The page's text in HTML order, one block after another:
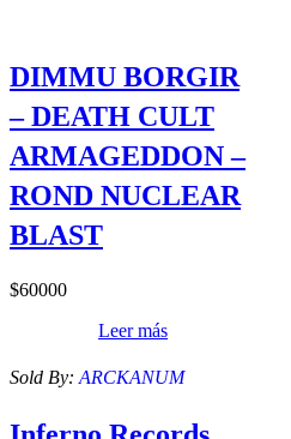
DIMMU BORGIR
– DEATH CULT
ARMAGEDDON –
ROND NUCLEAR
BLAST
$60000
Leer más
Sold By: ARCKANUM